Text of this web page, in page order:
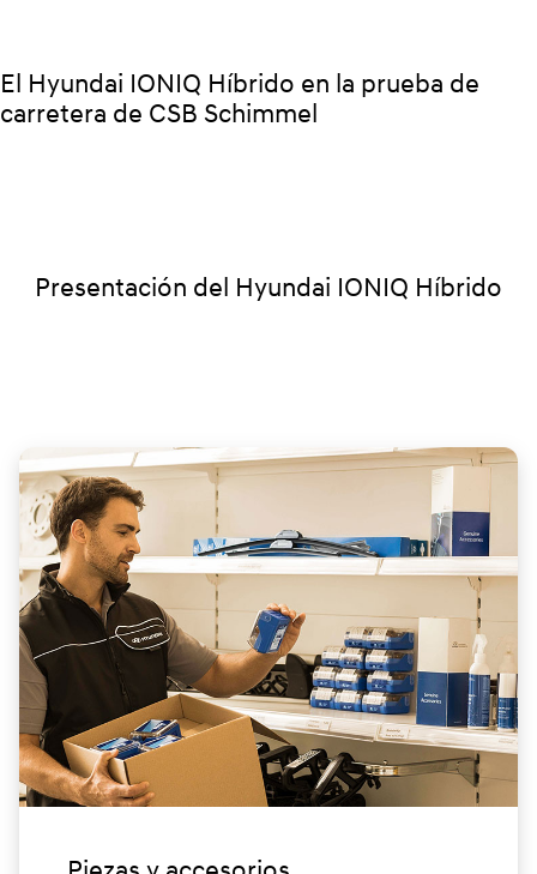
El Hyundai IONIQ Híbrido en la prueba de
carretera de CSB Schimmel
Presentación del Hyundai IONIQ Híbrido